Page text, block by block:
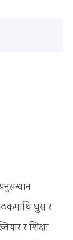
घुस र
र शिक्षा